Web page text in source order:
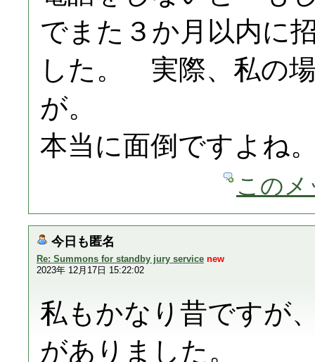
でまた３か月以内に
した。 実際、私の
が。
本当に面倒ですよ
この
今日も匿名
Re: Summons for standby jury service new
2023年 12月17日 15:22:02
私もかなり昔ですが
がありました。